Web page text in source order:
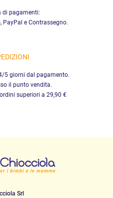
di pagamenti:
PayPal e Contrassegno.
5 giorni dal pagamento.
il punto vendita.
superiori a 29,90 €
Srl